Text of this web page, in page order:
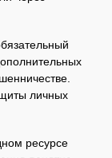
личных
ресурсе